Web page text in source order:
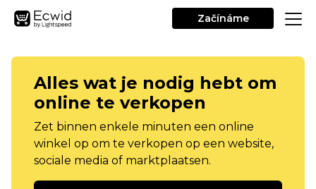
Začínáme
Alles wat je nodig hebt om
online te verkopen
Zet binnen enkele minuten een online
winkel op om te verkopen op een website,
sociale media of marktplaatsen.